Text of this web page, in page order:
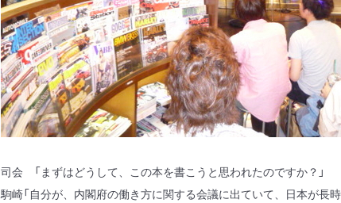
司会 「まずはどうして、この本を書こうと思われたのですか？」
駒崎「自分が、内閣府の働き方に関する会議に出ていて、日本が